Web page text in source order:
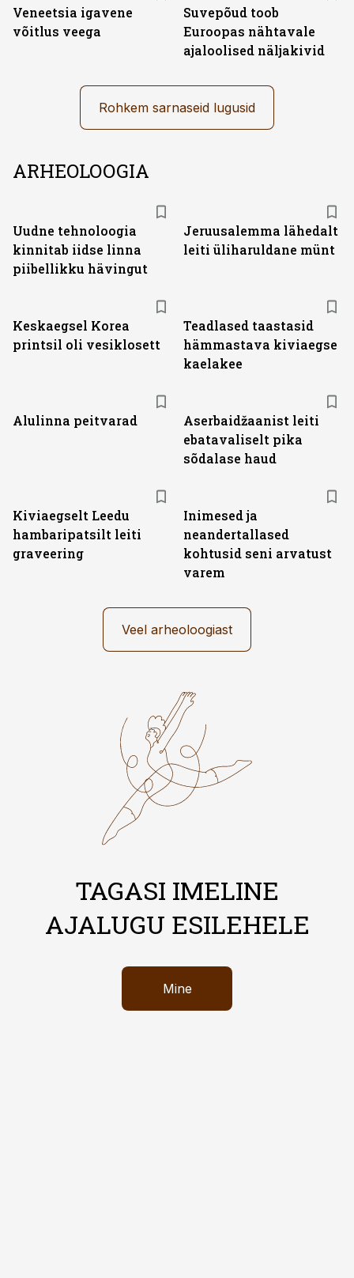
Veneetsia igavene
võitlus veega
Suvepõud toob
Euroopas nähtavale
ajaloolised näljakivid
Rohkem sarnaseid lugusid
ARHEOLOOGIA
Uudne tehnoloogia
kinnitab iidse linna
piibellikku hävingut
Jeruusalemma lähedalt
leiti üliharuldane münt
Keskaegsel Korea
printsil oli vesiklosett
Teadlased taastasid
hämmastava kiviaegse
kaelakee
Alulinna peitvarad
Aserbaidžaanist leiti
ebatavaliselt pika
sõdalase haud
Kiviaegselt Leedu
hambaripatsilt leiti
graveering
Inimesed ja
neandertallased
kohtusid seni arvatust
varem
Veel arheoloogiast
TAGASI IMELINE
AJALUGU ESILEHELE
Mine